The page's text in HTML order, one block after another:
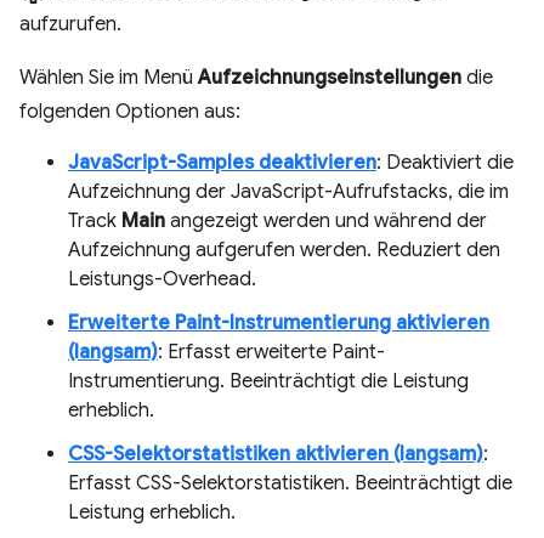
aufzurufen.
Wählen Sie im MenüAufzeichnungseinstellungen die
folgenden Optionen aus:
JavaScript-Samples deaktivieren: Deaktiviert die
Aufzeichnung der JavaScript-Aufrufstacks, die im
Track Main angezeigt werden und während der
Aufzeichnung aufgerufen werden. Reduziert den
Leistungs-Overhead.
Erweiterte Paint-Instrumentierung aktivieren
(langsam): Erfasst erweiterte Paint-
Instrumentierung. Beeinträchtigt die Leistung
erheblich.
CSS-Selektorstatistiken aktivieren (langsam):
Erfasst CSS-Selektorstatistiken. Beeinträchtigt die
Leistung erheblich.